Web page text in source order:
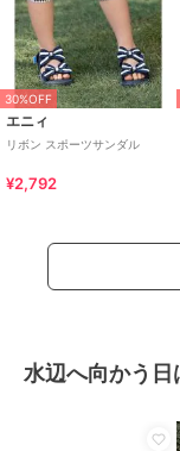
30%OFF
エニィ
リボン スポーツサンダル
¥2,792
水辺へ向かう